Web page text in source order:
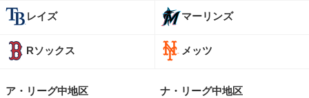
レイズ
Rソックス
ア・リーグ中地区
マーリンズ
メッツ
ナ・リーグ中地区